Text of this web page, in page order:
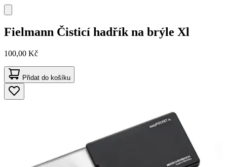
Fielmann Čisticí hadřík na brýle Xl
100,00 Kč
Přidat do košíku